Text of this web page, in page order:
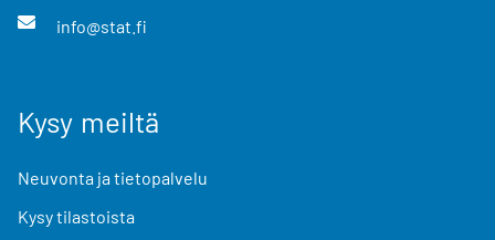
info@stat.fi
Kysy meiltä
Neuvonta ja tietopalvelu
Kysy tilastoista